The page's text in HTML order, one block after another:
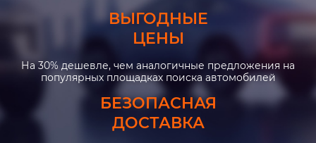
ВЫГОДНЫЕ
ЦЕНЫ
На 30% дешевле, чем аналогичные предложения на
популярных площадках поиска автомобилей
БЕЗОПАСНАЯ
ДОСТАВКА